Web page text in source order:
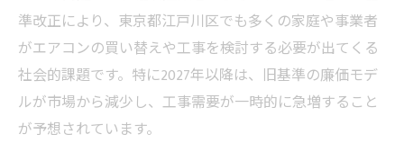
準改正により、東京都江戸川区でも多くの家庭や事業者
がエアコンの買い替えや工事を検討する必要が出てくる
社会的課題です。特に2027年以降は、旧基準の廉価モデ
ルが市場から減少し、工事需要が一時的に急増すること
が予想されています。